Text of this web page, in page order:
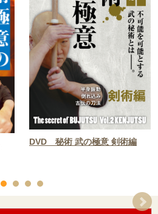
DVD 秘術 武の極意 剣術編